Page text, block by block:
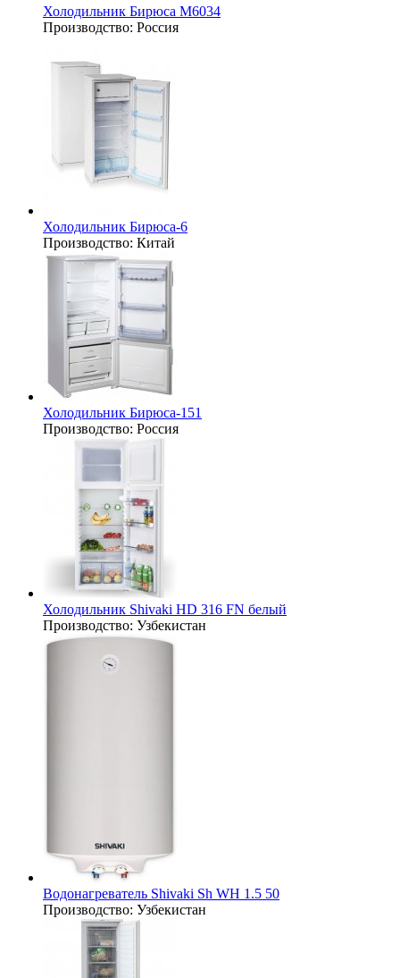
Холодильник Бирюса M6034
Производство: Россия
Холодильник Бирюса-6
Производство: Китай
Холодильник Бирюса-151
Производство: Россия
Холодильник Shivaki HD 316 FN белый
Производство: Узбекистан
Водонагреватель Shivaki Sh WH 1.5 50
Производство: Узбекистан